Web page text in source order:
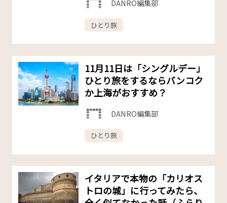
DANRO編集部
ひとり旅
11月11日は「シングルデー」
ひとり旅をするならバンコク
か上海がおすすめ？
DANRO編集部
ひとり旅
イタリアで本物の「カリオス
トロの城」に行ってみたら、